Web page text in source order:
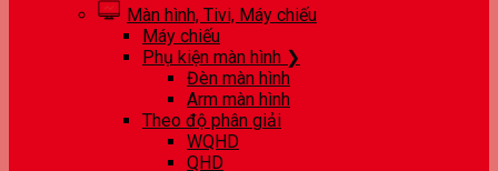
Màn hình, Tivi, Máy chiếu
Máy chiếu
Phụ kiện màn hình ❯
Đèn màn hình
Arm màn hình
Theo độ phân giải
WQHD
QHD